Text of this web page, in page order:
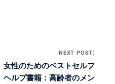
NEXT POST:
女性のためのベストセルフ
ヘルプ書籍：高齢者のメン